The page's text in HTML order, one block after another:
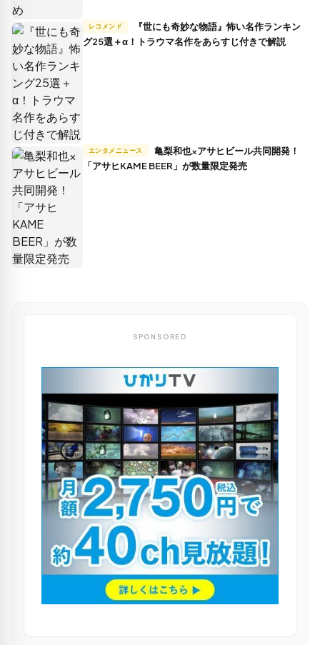
レコメンド
グ25選＋α！トラウマ名作をあらすじ付きで解説
エンタメニュース
「アサヒKAME BEER」が数量限定発売
SPONSORED